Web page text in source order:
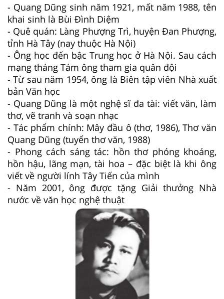
- Quang Dũng sinh năm 1921, mất năm 1988, tên
khai sinh là Bùi Đình Diệm
- Quê quán: Làng Phượng Trì, huyện Đan Phượng,
tỉnh Hà Tây (nay thuộc Hà Nội)
- Ông học đến bậc Trung học ở Hà Nội. Sau cách
mạng tháng Tám ông tham gia quân đội
- Từ sau năm 1954, ông là Biên tập viên Nhà xuất
bản Văn học
- Quang Dũng là một nghệ sĩ đa tài: viết văn, làm
thơ, vẽ tranh và soạn nhạc
- Tác phẩm chính: Mây đầu ô (thơ, 1986), Thơ văn
Quang Dũng (tuyển thơ văn, 1988)
- Phong cách sáng tác: hồn thơ phóng khoáng,
hồn hậu, lãng mạn, tài hoa – đặc biệt là khi ông
viết về người lính Tây Tiến của mình
- Năm 2001, ông được tặng Giải thưởng Nhà
nước về văn học nghệ thuật